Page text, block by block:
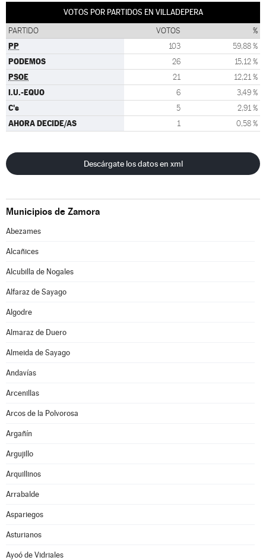
VOTOS POR PARTIDOS EN VILLADEPERA
PARTIDO VOTOS %
PP 103 59,88 %
PODEMOS 26 15,12 %
PSOE 21 12,21 %
I.U.-EQUO 6 3,49 %
C's 5 2,91 %
AHORA DECIDE/AS 1 0,58 %
Descárgate los datos en xml
Municipios de Zamora
Abezames
Alcañices
Alcubilla de Nogales
Alfaraz de Sayago
Algodre
Almaraz de Duero
Almeida de Sayago
Andavías
Arcenillas
Arcos de la Polvorosa
Argañín
Argujillo
Arquillinos
Arrabalde
Aspariegos
Asturianos
Ayoó de Vidriales